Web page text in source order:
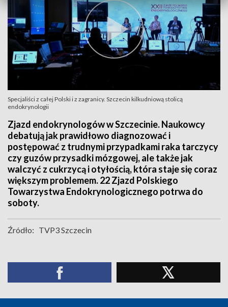
Specjaliści z całej Polski i z zagranicy. Szczecin kilkudniową stolicą
endokrynologii
Zjazd endokrynologów w Szczecinie. Naukowcy
debatują jak prawidłowo diagnozować i
postępować z trudnymi przypadkami raka tarczycy
czy guzów przysadki mózgowej, ale także jak
walczyć z cukrzycą i otyłością, która staje się coraz
większym problemem. 22 Zjazd Polskiego
Towarzystwa Endokrynologicznego potrwa do
soboty.
Źródło: TVP3 Szczecin